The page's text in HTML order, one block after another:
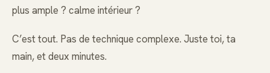
plus ample ? calme intérieur ?
C’est tout. Pas de technique complexe. Juste toi, ta
main, et deux minutes.